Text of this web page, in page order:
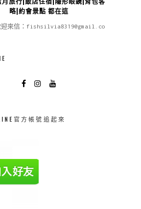
略|約會景點 都在這
迎來信：fishsilvia8319@gmail.com
官方帳號追起來